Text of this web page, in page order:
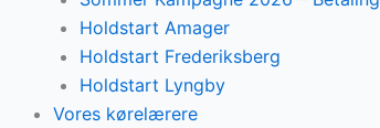
Holdstart Amager
Holdstart Frederiksberg
Holdstart Lyngby
Vores kørelærere